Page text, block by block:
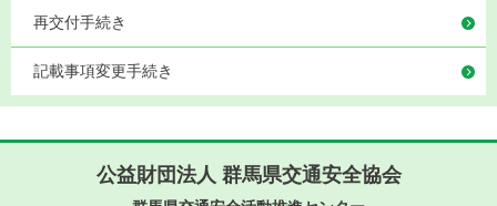
再交付手続き
記載事項変更手続き
公益財団法人 群馬県交通安全協会